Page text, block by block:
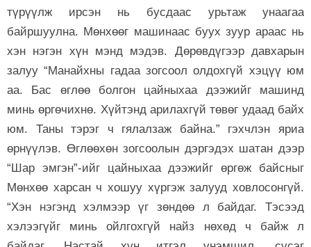
түрүүлж ирсэн нь бусдаас урьтаж унаагаа
байршуулна. Мөнхөөг машинаас буух зуур араас нь
хэн нэгэн хүн мэнд мэдэв. Дөрөвдүгээр давхарын
залуу “Манайхны гадаа зогсоол олдохгүй хэцүү юм
аа. Бас өглөө болгон цайныхаа дээжийг машинд
минь өргөчихнө. Хүйтэнд арилахгүй төвөг удаад байх
юм. Таны тэрэг ч гялалзаж байна.” гэхчлэн яриа
өрнүүлэв. Өглөөхөн зогсоолын дэргэдэх шатан дээр
“Шар эмгэн”-ийг цайныхаа дээжийг өргөж байсныг
Мөнхөө харсан ч хошуу хүргэж залууд ховлосонгүй.
“Хэн нэгэнд хэлмээр үг зөндөө л байдаг. Тэсээд
хэлээгүйг минь ойлгохгүй найз нөхөд ч байж л